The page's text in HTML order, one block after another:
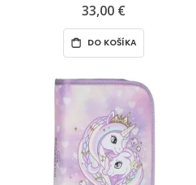
33,00 €
DO KOŠÍKA